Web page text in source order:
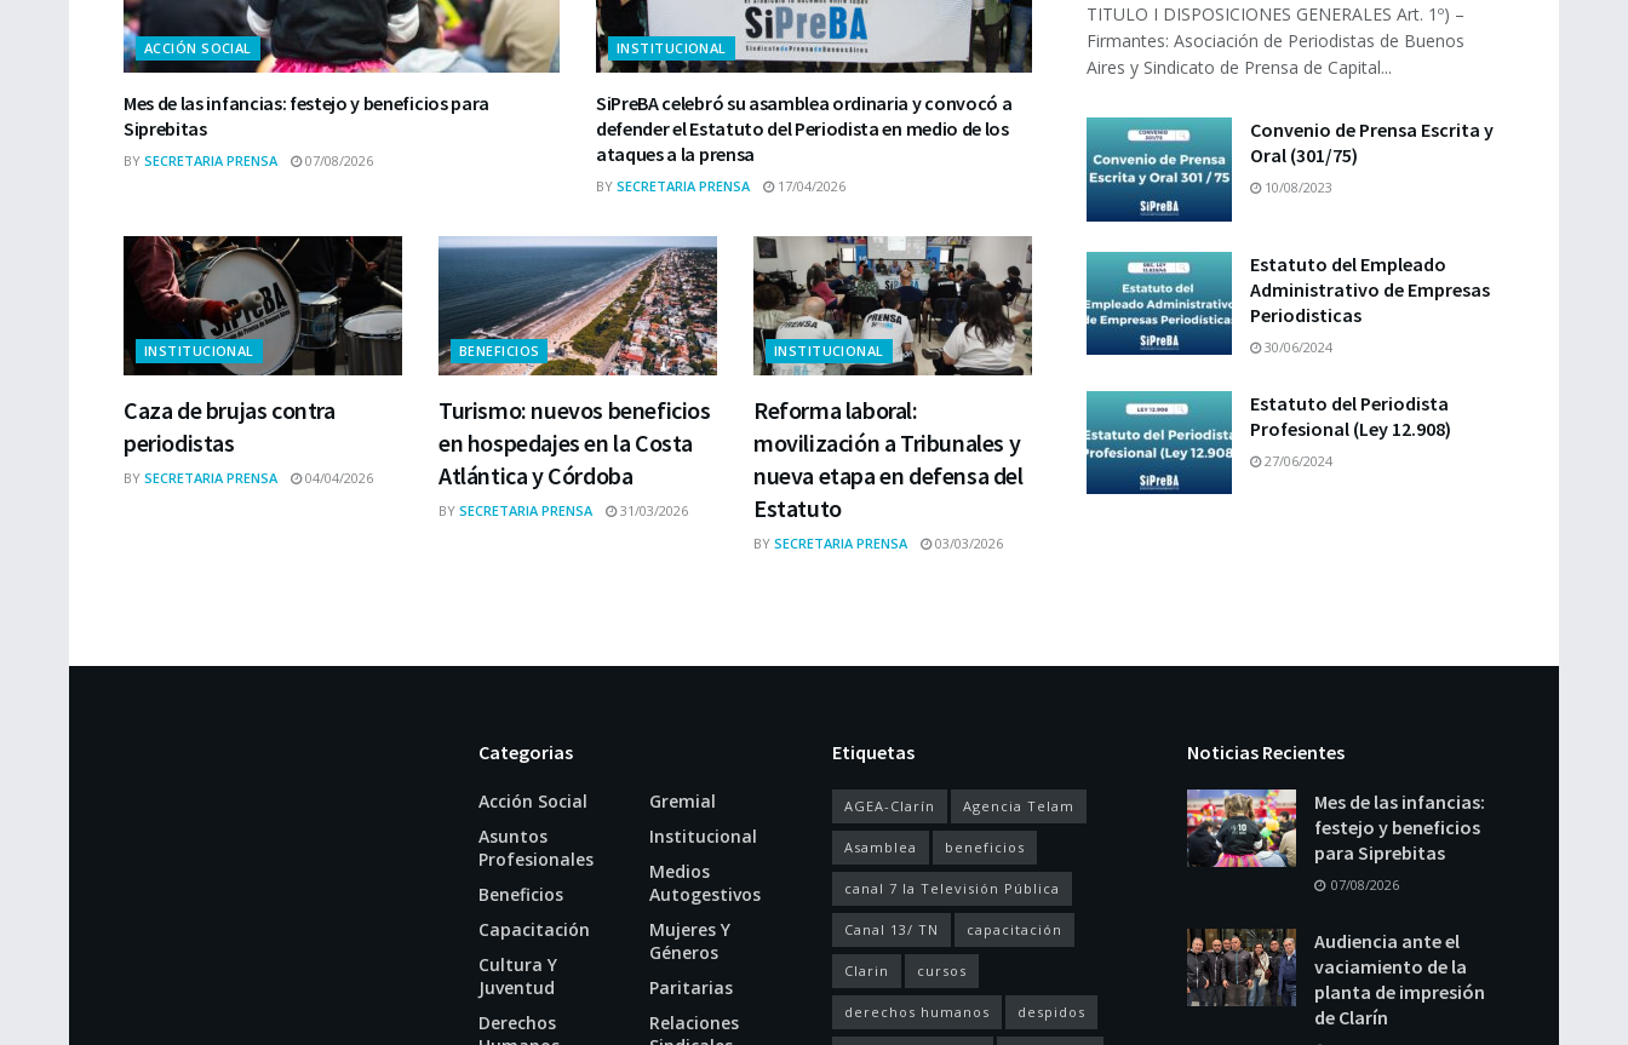
ACCIÓN SOCIAL
Mes de las infancias: festejo y beneficios para
Siprebitas
BY SECRETARIA PRENSA 07/08/2026
INSTITUCIONAL
SiPreBA celebró su asamblea ordinaria y convocó a
defender el Estatuto del Periodista en medio de los
ataques a la prensa
BY SECRETARIA PRENSA 17/04/2026
INSTITUCIONAL
Caza de brujas contra
periodistas
BY SECRETARIA PRENSA 04/04/2026
BENEFICIOS
Turismo: nuevos beneficios
en hospedajes en la Costa
Atlántica y Córdoba
BY SECRETARIA PRENSA 31/03/2026
INSTITUCIONAL
Reforma laboral:
movilización a Tribunales y
nueva etapa en defensa del
Estatuto
BY SECRETARIA PRENSA 03/03/2026
TITULO I DISPOSICIONES GENERALES Art. 1º) –
Firmantes: Asociación de Periodistas de Buenos
Aires y Sindicato de Prensa de Capital...
Convenio de Prensa Escrita y
Oral (301/75)
10/08/2023
Estatuto del Empleado
Administrativo de Empresas
Periodisticas
30/06/2024
Estatuto del Periodista
Profesional (Ley 12.908)
27/06/2024
Categorias
Acción Social
Asuntos
Profesionales
Beneficios
Capacitación
Cultura Y
Juventud
Derechos
Gremial
Institucional
Medios
Autogestivos
Mujeres Y
Géneros
Paritarias
Relaciones
Etiquetas
AGEA-Clarín Agencia Telam
Asamblea beneficios
canal 7 la Televisión Pública
Canal 13/ TN capacitación
Clarin cursos
derechos humanos despidos
Noticias Recientes
Mes de las infancias:
festejo y beneficios
para Siprebitas
07/08/2026
Audiencia ante el
vaciamiento de la
planta de impresión
de Clarín